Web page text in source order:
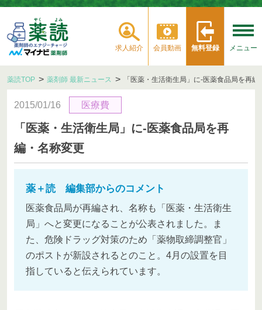
求人紹介 会員動画 無料登録 メニュー
薬読TOP 薬剤師 最新ニュース 「医薬・生活衛生局」に‐医薬食品局を再
2015/01/16 医療費
「医薬・生活衛生局」に‐医薬食品局を再
編・名称変更
薬＋読 編集部からのコメント
医薬食品局が再編され、名称も「医薬・生活衛生
局」へと変更になることが公表されました。ま
た、危険ドラッグ対策のため「薬物取締調整官」
のポストが新設されるとのこと。4月の設置を目
指していると伝えられています。